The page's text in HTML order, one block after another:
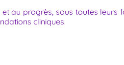
au progrès, sous toutes leurs
cliniques.